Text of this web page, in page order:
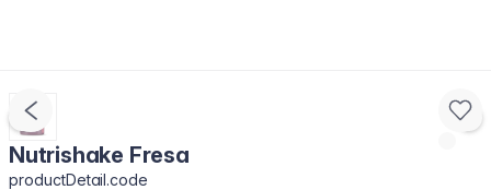
Nutrishake Fresa
productDetail.code